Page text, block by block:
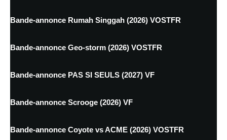
Bande-annonce Rumah Singgah (2026) VOSTFR
Bande-annonce Geo-storm (2026) VOSTFR
Bande-annonce PAS SI SEULS (2027) VF
Bande-annonce Scrooge (2026) VF
Bande-annonce Coyote vs ACME (2026) VOSTFR